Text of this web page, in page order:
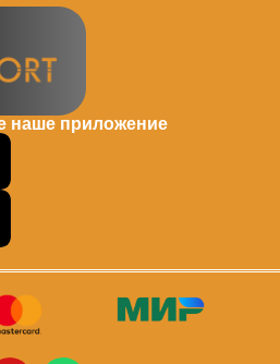
наше приложение